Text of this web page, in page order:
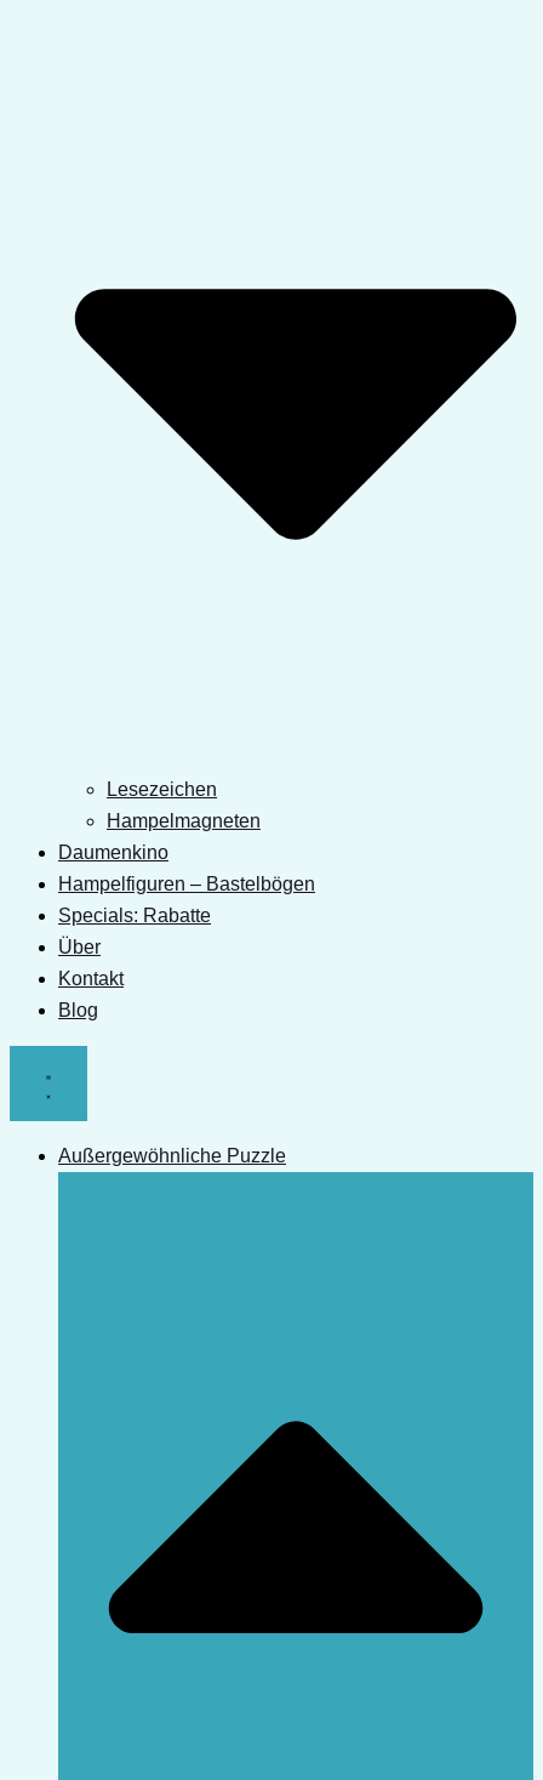
Lesezeichen
Hampelmagneten
Daumenkino
Hampelfiguren – Bastelbögen
Specials: Rabatte
Über
Kontakt
Blog
Außergewöhnliche Puzzle